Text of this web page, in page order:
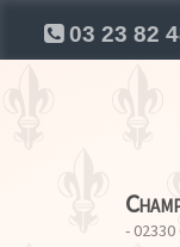
03 23 82
- 02330